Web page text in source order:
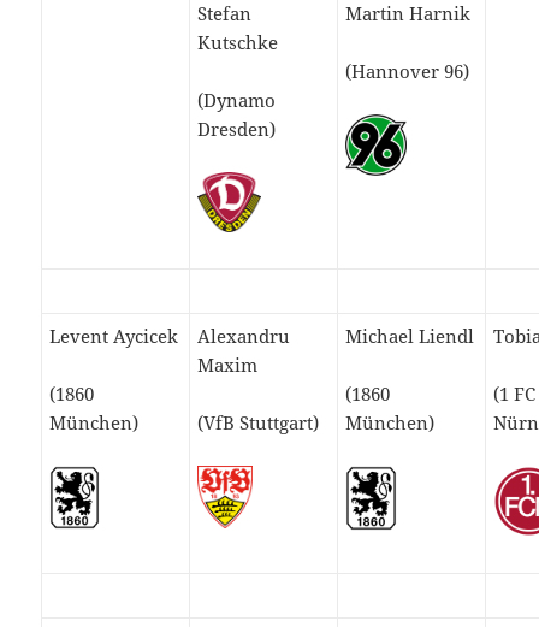
Stefan
Kutschke
(Dynamo
Dresden)
Martin Harnik
(Hannover 96)
Levent Aycicek
(1860
München)
Alexandru
Maxim
(VfB Stuttgart)
Michael Liendl
(1860
München)
(1 FC